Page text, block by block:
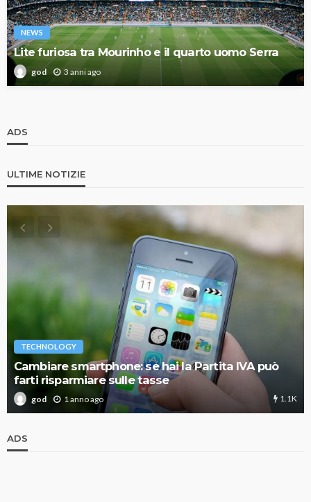
NEWS
Lite furiosa tra Mourinho e il quarto uomo Serra
god 3 anni ago
ADS
ULTIME NOTIZIE
TECHNOLOGY
Cambiare smartphone: se hai la Partita IVA può
farti risparmiare sulle tasse
god 1 anno ago 1.1K
ADS